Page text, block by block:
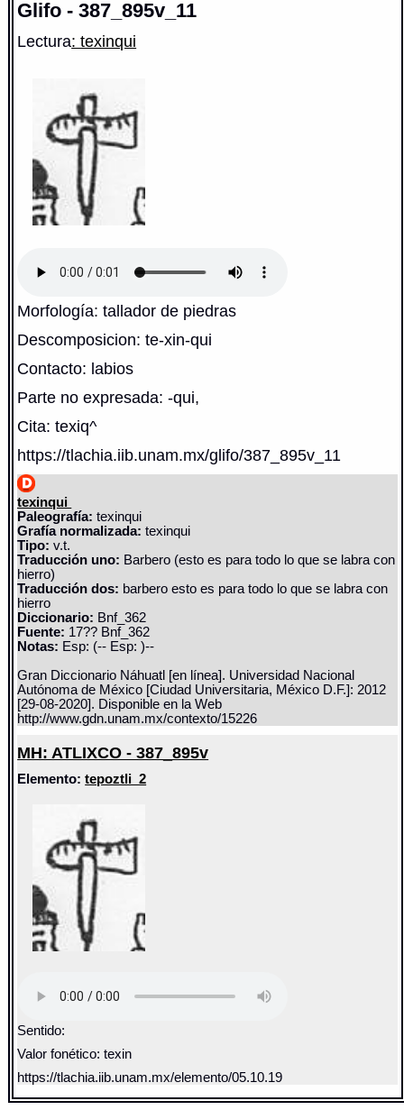
Glifo - 387_895v_11
Lectura: texinqui
Morfología: tallador de piedras
Descomposicion: te-xin-qui
Contacto: labios
Parte no expresada: -qui,
Cita: texiq^
https://tlachia.iib.unam.mx/glifo/387_895v_11
texinqui
Paleografía: texinqui
Grafía normalizada: texinqui
Tipo: v.t.
Traducción uno: Barbero (esto es para todo lo que se labra con
hierro)
Traducción dos: barbero esto es para todo lo que se labra con
hierro
Diccionario: Bnf_362
Fuente: 17?? Bnf_362
Notas: Esp: (-- Esp: )--
Gran Diccionario Náhuatl [en línea]. Universidad Nacional
Autónoma de México [Ciudad Universitaria, México D.F.]: 2012
[29-08-2020]. Disponible en la Web
http://www.gdn.unam.mx/contexto/15226
MH: ATLIXCO - 387_895v
Elemento:tepoztli_2
Sentido:
Valor fonético: texin
https://tlachia.iib.unam.mx/elemento/05.10.19